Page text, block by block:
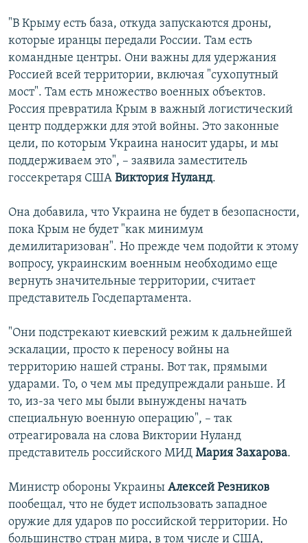
"В Крыму есть база, откуда запускаются дроны,
которые иранцы передали России. Там есть
командные центры. Они важны для удержания
Россией всей территории, включая "сухопутный
мост". Там есть множество военных объектов.
Россия превратила Крым в важный логистический
центр поддержки для этой войны. Это законные
цели, по которым Украина наносит удары, и мы
поддерживаем это", – заявила заместитель
госсекретаря США Виктория Нуланд.
Она добавила, что Украина не будет в безопасности,
пока Крым не будет "как минимум
демилитаризован". Но прежде чем подойти к этому
вопросу, украинским военным необходимо еще
вернуть значительные территории, считает
представитель Госдепартамента.
"Они подстрекают киевский режим к дальнейшей
эскалации, просто к переносу войны на
территорию нашей страны. Вот так, прямыми
ударами. То, о чем мы предупреждали раньше. И
то, из-за чего мы были вынуждены начать
специальную военную операцию", – так
отреагировала на слова Виктории Нуланд
представитель российского МИД Мария Захарова.
Министр обороны Украины Алексей Резников
пообещал, что не будет использовать западное
оружие для ударов по российской территории. Но
большинство стран мира, в том числе и США,